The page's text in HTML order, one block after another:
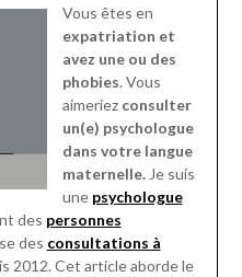
Vous êtes en
expatriation et
avez une ou des
phobies. Vous
aimeriez consulter
un(e) psychologue
dans votre langue
maternelle.Je suis
une psychologue
des personnes
des consultations à
2012. Cet article aborde le